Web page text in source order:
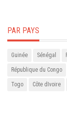
PAR PAYS
Guinée Sénégal
République du Congo
Togo Côte dIvoire